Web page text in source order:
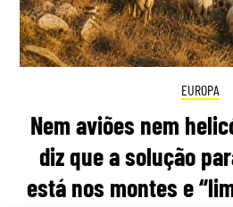
EUROPA
Nem aviões nem
diz que a solução
está nos montes e